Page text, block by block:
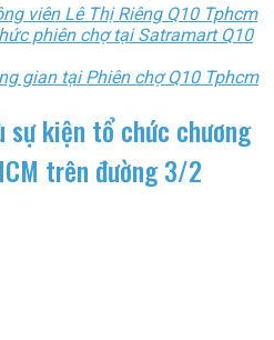
viên Lê Thị Riêng Q10 Tphcm
phiên chợ tại Satramart Q10
gian tại Phiên chợ Q10 Tphcm
sự kiện tổ chức chương
trên đường 3/2